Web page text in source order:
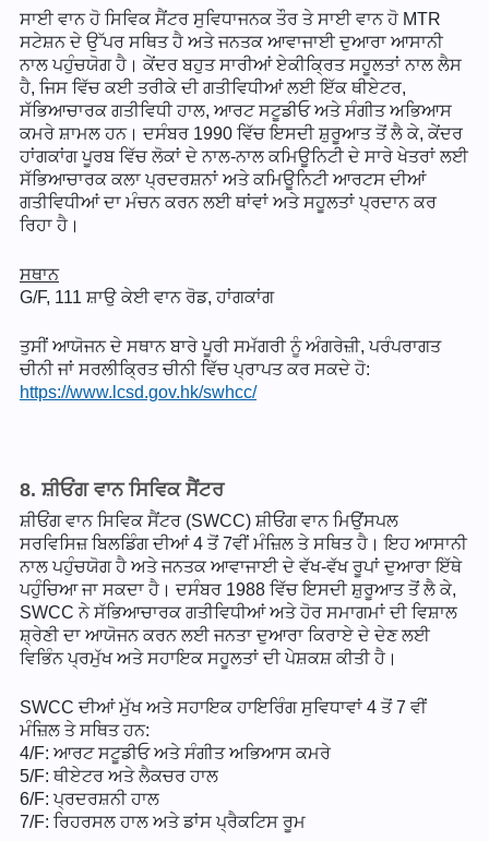
ਸਾਈ ਵਾਨ ਹੋ ਸਿਵਿਕ ਸੈਂਟਰ ਸੁਵਿਧਾਜਨਕ ਤੌਰ ਤੇ ਸਾਈ ਵਾਨ ਹੋ MTR
ਸਟੇਸ਼ਨ ਦੇ ਉੱਪਰ ਸਥਿਤ ਹੈ ਅਤੇ ਜਨਤਕ ਆਵਾਜਾਈ ਦੁਆਰਾ ਆਸਾਨੀ
ਨਾਲ ਪਹੁੰਚਯੋਗ ਹੈ। ਕੇਂਦਰ ਬਹੁਤ ਸਾਰੀਆਂ ਏਕੀਕ੍ਰਿਤ ਸਹੂਲਤਾਂ ਨਾਲ ਲੈਸ
ਹੈ, ਜਿਸ ਵਿੱਚ ਕਈ ਤਰੀਕੇ ਦੀ ਗਤੀਵਿਧੀਆਂ ਲਈ ਇੱਕ ਥੀਏਟਰ,
ਸੱਭਿਆਚਾਰਕ ਗਤੀਵਿਧੀ ਹਾਲ, ਆਰਟ ਸਟੂਡੀਓ ਅਤੇ ਸੰਗੀਤ ਅਭਿਆਸ
ਕਮਰੇ ਸ਼ਾਮਲ ਹਨ। ਦਸੰਬਰ 1990 ਵਿੱਚ ਇਸਦੀ ਸ਼ੁਰੂਆਤ ਤੋਂ ਲੈ ਕੇ, ਕੇਂਦਰ
ਹਾਂਗਕਾਂਗ ਪੂਰਬ ਵਿੱਚ ਲੋਕਾਂ ਦੇ ਨਾਲ-ਨਾਲ ਕਮਿਊਨਿਟੀ ਦੇ ਸਾਰੇ ਖੇਤਰਾਂ ਲਈ
ਸੱਭਿਆਚਾਰਕ ਕਲਾ ਪ੍ਰਦਰਸ਼ਨਾਂ ਅਤੇ ਕਮਿਊਨਿਟੀ ਆਰਟਸ ਦੀਆਂ
ਗਤੀਵਿਧੀਆਂ ਦਾ ਮੰਚਨ ਕਰਨ ਲਈ ਥਾਂਵਾਂ ਅਤੇ ਸਹੂਲਤਾਂ ਪ੍ਰਦਾਨ ਕਰ
ਰਿਹਾ ਹੈ।
ਸਥਾਨ
G/F, 111 ਸ਼ਾਉ ਕੇਈ ਵਾਨ ਰੋਡ, ਹਾਂਗਕਾਂਗ
ਤੁਸੀਂ ਆਯੋਜਨ ਦੇ ਸਥਾਨ ਬਾਰੇ ਪੂਰੀ ਸਮੱਗਰੀ ਨੂੰ ਅੰਗਰੇਜ਼ੀ, ਪਰੰਪਰਾਗਤ
ਚੀਨੀ ਜਾਂ ਸਰਲੀਕ੍ਰਿਤ ਚੀਨੀ ਵਿੱਚ ਪ੍ਰਾਪਤ ਕਰ ਸਕਦੇ ਹੋ:
https://www.lcsd.gov.hk/swhcc/
8. ਸ਼ੀਓਂਗ ਵਾਨ ਸਿਵਿਕ ਸੈਂਟਰ
ਸ਼ੀਓਂਗ ਵਾਨ ਸਿਵਿਕ ਸੈਂਟਰ (SWCC) ਸ਼ੀਓਂਗ ਵਾਨ ਮਿਉਂਸਪਲ
ਸਰਵਿਸਿਜ਼ ਬਿਲਡਿੰਗ ਦੀਆਂ 4 ਤੋਂ 7ਵੀਂ ਮੰਜ਼ਿਲ ਤੇ ਸਥਿਤ ਹੈ। ਇਹ ਆਸਾਨੀ
ਨਾਲ ਪਹੁੰਚਯੋਗ ਹੈ ਅਤੇ ਜਨਤਕ ਆਵਾਜਾਈ ਦੇ ਵੱਖ-ਵੱਖ ਰੂਪਾਂ ਦੁਆਰਾ ਇੱਥੇ
ਪਹੁੰਚਿਆ ਜਾ ਸਕਦਾ ਹੈ। ਦਸੰਬਰ 1988 ਵਿੱਚ ਇਸਦੀ ਸ਼ੁਰੂਆਤ ਤੋਂ ਲੈ ਕੇ,
SWCC ਨੇ ਸੱਭਿਆਚਾਰਕ ਗਤੀਵਿਧੀਆਂ ਅਤੇ ਹੋਰ ਸਮਾਗਮਾਂ ਦੀ ਵਿਸ਼ਾਲ
ਸ਼੍ਰੇਣੀ ਦਾ ਆਯੋਜਨ ਕਰਨ ਲਈ ਜਨਤਾ ਦੁਆਰਾ ਕਿਰਾਏ ਦੇ ਦੇਣ ਲਈ
ਵਿਭਿੰਨ ਪ੍ਰਮੁੱਖ ਅਤੇ ਸਹਾਇਕ ਸਹੂਲਤਾਂ ਦੀ ਪੇਸ਼ਕਸ਼ ਕੀਤੀ ਹੈ।
SWCC ਦੀਆਂ ਮੁੱਖ ਅਤੇ ਸਹਾਇਕ ਹਾਇਰਿੰਗ ਸੁਵਿਧਾਵਾਂ 4 ਤੋਂ 7 ਵੀਂ
ਮੰਜ਼ਿਲ ਤੇ ਸਥਿਤ ਹਨ:
4/F: ਆਰਟ ਸਟੂਡੀਓ ਅਤੇ ਸੰਗੀਤ ਅਭਿਆਸ ਕਮਰੇ
5/F: ਥੀਏਟਰ ਅਤੇ ਲੈਕਚਰ ਹਾਲ
6/F: ਪ੍ਰਦਰਸ਼ਨੀ ਹਾਲ
7/F: ਰਿਹਰਸਲ ਹਾਲ ਅਤੇ ਡਾਂਸ ਪ੍ਰੈਕਟਿਸ ਰੂਮ